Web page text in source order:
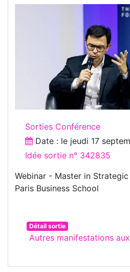
Sorties Conférence
Date : le jeudi 17
Idée sortie n° 342835
Webinar - Master in
Paris Business School
Détail sortie
Autres manifestations